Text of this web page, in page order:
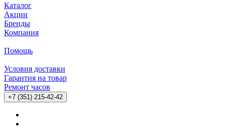
Каталог
Акции
Бренды
Компания
Помощь
Условия доставки
Гарантия на товар
Ремонт часов
+7 (351) 215-42-42